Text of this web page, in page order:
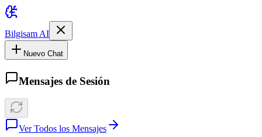
Bilgisam AI
Nuevo Chat
Mensajes de Sesión
Ver Todos los Mensajes